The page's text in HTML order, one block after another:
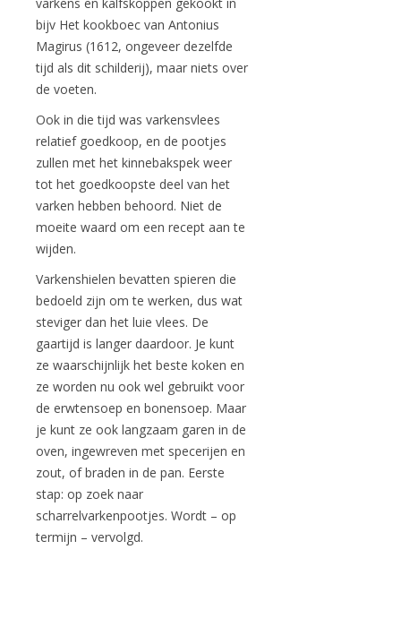
bijv Het kookboec van Antonius
Magirus (1612, ongeveer dezelfde
tijd als dit schilderij), maar niets over
de voeten.
Ook in die tijd was varkensvlees
relatief goedkoop, en de pootjes
zullen met het kinnebakspek weer
tot het goedkoopste deel van het
varken hebben behoord. Niet de
moeite waard om een recept aan te
wijden.
Varkenshielen bevatten spieren die
bedoeld zijn om te werken, dus wat
steviger dan het luie vlees. De
gaartijd is langer daardoor. Je kunt
ze waarschijnlijk het beste koken en
ze worden nu ook wel gebruikt voor
de erwtensoep en bonensoep. Maar
je kunt ze ook langzaam garen in de
oven, ingewreven met specerijen en
zout, of braden in de pan. Eerste
stap: op zoek naar
scharrelvarkenpootjes. Wordt – op
termijn – vervolgd.